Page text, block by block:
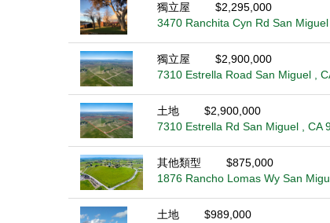
獨立屋
$2,295,000
3470 Ranchita Cyn Rd San Miguel
獨立屋
$2,900,000
7310 Estrella Road San Miguel ,
土地
$2,900,000
7310 Estrella Rd San Miguel , CA
其他類型
$875,000
1876 Rancho Lomas Wy San
土地
$989,000